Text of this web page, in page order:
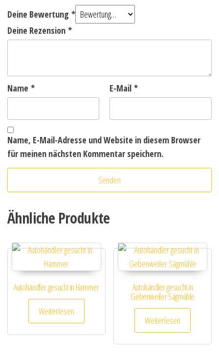
Deine Bewertung *
Deine Rezension *
Name * E-Mail *
Name, E-Mail-Adresse und Website in diesem Browser
für meinen nächsten Kommentar speichern.
Ähnliche Produkte
Autohändler gesucht in Hammer
Weiterlesen
Autohändler gesucht in
Gebenweiler Sägmühle
Weiterlesen